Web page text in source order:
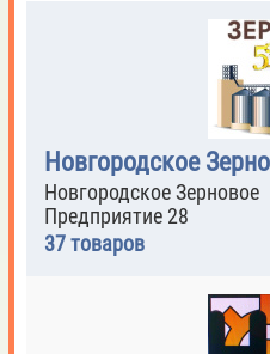
Новгородское
Новгородское Зерновое
Предприятие 28
37 товаров